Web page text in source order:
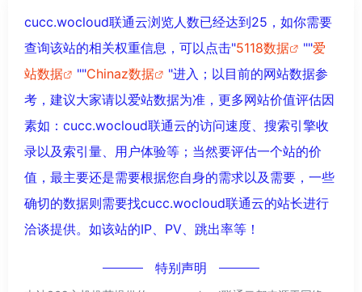
cucc.wocloud联通云浏览人数已经达到25，如你需要
查询该站的相关权重信息，可以点击"5118数据 ""爱
站数据
""Chinaz数据
"进入；以目前的网站数据参
考，建议大家请以爱站数据为准，更多网站价值评估因
素如：cucc.wocloud联通云的访问速度、搜索引擎收
录以及索引量、用户体验等；当然要评估一个站的价
值，最主要还是需要根据您自身的需求以及需要，一些
确切的数据则需要找cucc.wocloud联通云的站长进行
洽谈提供。如该站的IP、PV、跳出率等！
特别声明